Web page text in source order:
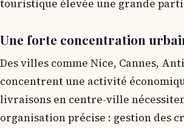
touristique élevée une grande
Une forte concentration
Des villes comme Nice, Cannes,
concentrent une activité
livraisons en centre-ville
organisation précise : gestion des